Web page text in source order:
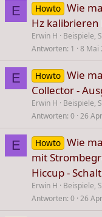
E Howto Wie
Hz kalibrieren
Erwin H
Beispiele,
Antworten 1 8 Mai
E Howto Wie
Collector -
Erwin H
Beispiele,
Antworten 0 26
E Howto Wie
mit
Hiccup -
Erwin H
Beispiele,
Antworten 0 26